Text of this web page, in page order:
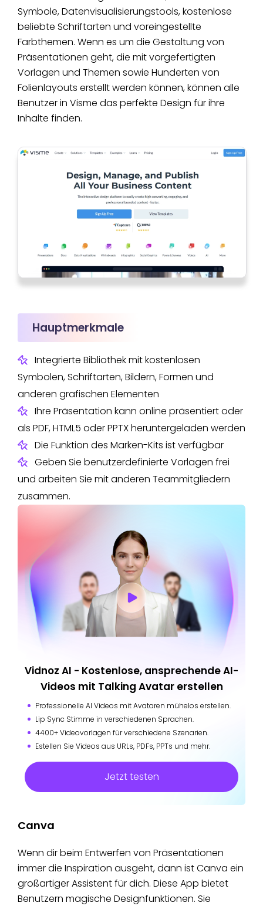
Symbole, Datenvisualisierungstools, kostenlose
beliebte Schriftarten und voreingestellte
Farbthemen. Wenn es um die Gestaltung von
Präsentationen geht, die mit vorgefertigten
Vorlagen und Themen sowie Hunderten von
Folienlayouts erstellt werden können, können alle
Benutzer in Visme das perfekte Design für ihre
Inhalte finden.
Hauptmerkmale
Integrierte Bibliothek mit kostenlosen
Symbolen, Schriftarten, Bildern, Formen und
anderen grafischen Elementen
Ihre Präsentation kann online präsentiert oder
als PDF, HTML5 oder PPTX heruntergeladen werden
Die Funktion des Marken-Kits ist verfügbar
Geben Sie benutzerdefinierte Vorlagen frei
und arbeiten Sie mit anderen Teammitgliedern
zusammen.
Vidnoz AI - Kostenlose, ansprechende AI-
Videos mit Talking Avatar erstellen
Professionelle AI Videos mit Avataren mühelos erstellen.
Lip Sync Stimme in verschiedenen Sprachen.
4400+ Videovorlagen für verschiedene Szenarien.
Estellen Sie Videos aus URLs, PDFs, PPTs und mehr.
Jetzt testen
Canva
Wenn dir beim Entwerfen von Präsentationen
immer die Inspiration ausgeht, dann ist Canva ein
großartiger Assistent für dich. Diese App bietet
Benutzern magische Designfunktionen. Sie